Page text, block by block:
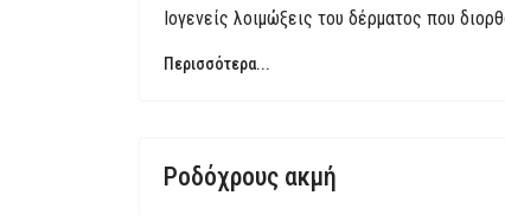
Ιογενείς λοιμώξεις του δέρματος που
Περισσότερα...
Ροδόχρους ακμή